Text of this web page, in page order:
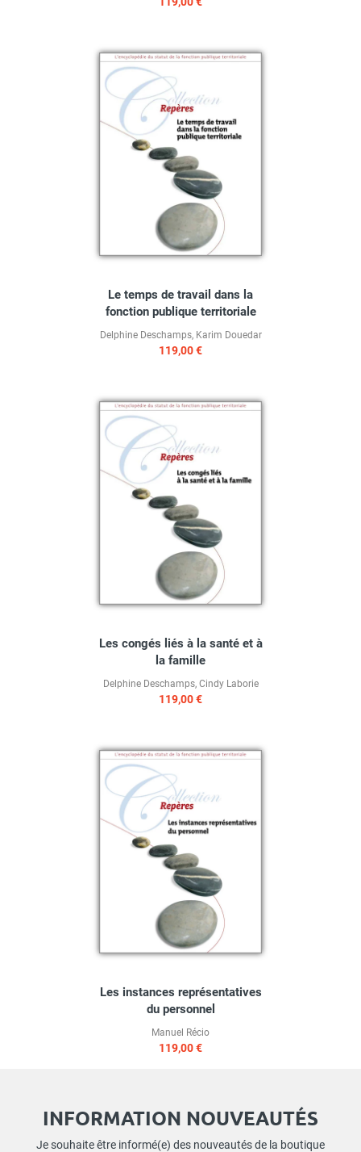
Le temps de travail dans la
fonction publique territoriale
Delphine Deschamps, Karim Douedar
119,00 €
Les congés liés à la santé et à
la famille
Delphine Deschamps, Cindy Laborie
119,00 €
Les instances représentatives
du personnel
Manuel Récio
119,00 €
INFORMATION NOUVEAUTÉS
Je souhaite être informé(e) des nouveautés de la boutique